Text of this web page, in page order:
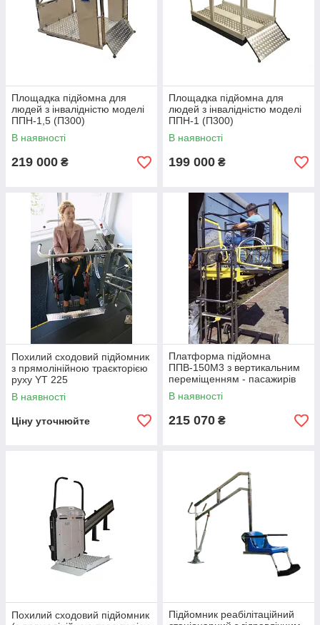
Площадка підйомна для
людей з інвалідністю моделі
ППН-1,5 (П300)
В наявності
219 000 ₴
Площадка підйомна для
людей з інвалідністю моделі
ППН-1 (П300)
В наявності
199 000 ₴
Похилий сходовий підйомник
з прямолінійною траєкторією
руху YT 225
В наявності
Ціну уточнюйте
Платформа підйомна
ППВ-150М3 з вертикальним
переміщенням - пасажирів
залізничних вагонів
В наявності
215 070 ₴
Похилий сходовий підйомник
Підйомник реабілітаційний